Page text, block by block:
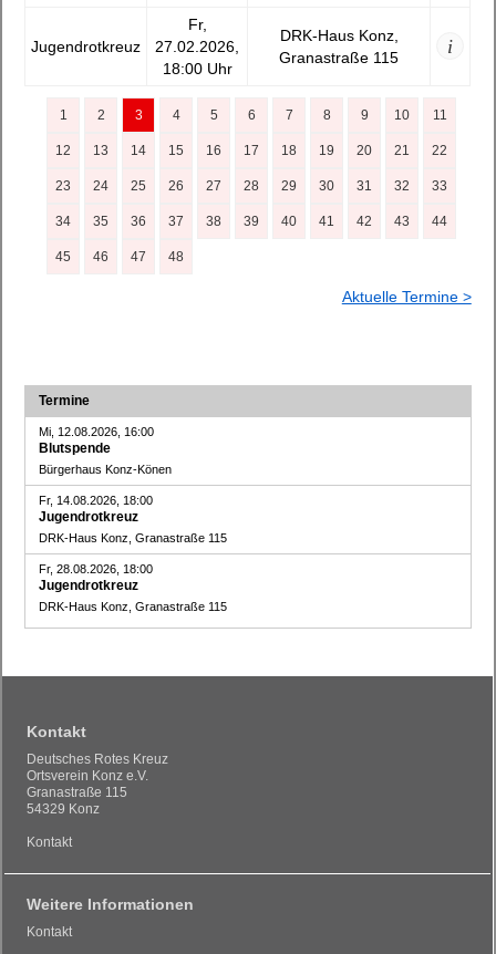
Jugendrotkreuz
Fr,
27.02.2026,
18:00 Uhr
DRK-Haus Konz,
Granastraße 115
i
1 2 3 4 5 6 7 8 9 10 11
12 13 14 15 16 17 18 19 20 21 22
23 24 25 26 27 28 29 30 31 32 33
34 35 36 37 38 39 40 41 42 43 44
45 46 47 48
Aktuelle Termine >
Termine
Mi, 12.08.2026, 16:00
Blutspende
Bürgerhaus Konz-Könen
Fr, 14.08.2026, 18:00
Jugendrotkreuz
DRK-Haus Konz, Granastraße 115
Fr, 28.08.2026, 18:00
Jugendrotkreuz
DRK-Haus Konz, Granastraße 115
Kontakt
Deutsches Rotes Kreuz
Ortsverein Konz e.V.
Granastraße 115
54329 Konz
Kontakt
Weitere Informationen
Kontakt